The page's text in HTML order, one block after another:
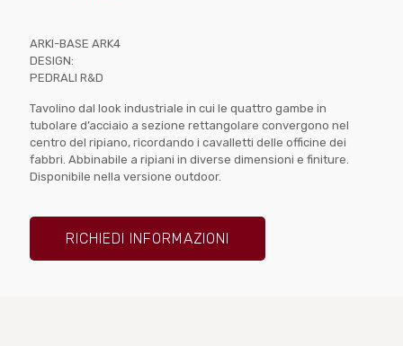
ARKI-BASE ARK4
DESIGN:
PEDRALI R&D
Tavolino dal look industriale in cui le quattro gambe in
tubolare d’acciaio a sezione rettangolare convergono nel
centro del ripiano, ricordando i cavalletti delle officine dei
fabbri. Abbinabile a ripiani in diverse dimensioni e finiture.
Disponibile nella versione outdoor.
RICHIEDI INFORMAZIONI